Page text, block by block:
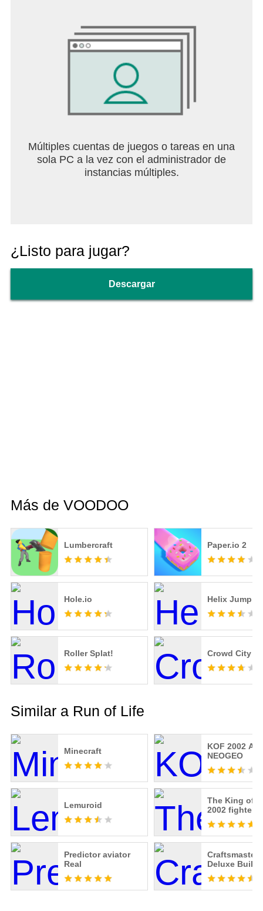
Múltiples cuentas de juegos o tareas en una
sola PC a la vez con el administrador de
instancias múltiples.
¿Listo para jugar?
Descargar
Más de VOODOO
Lumbercraft Paper.io 2
Hole.io Helix Jump
Roller Splat! Crowd City
Similar a Run of Life
Minecraft
KOF 2002
NEOGEO
Lemuroid
The King of
2002 fighter
Predictor aviator
Real
Craftsmaster:
Deluxe